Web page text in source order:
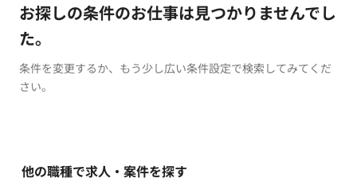
お探しの条件のお仕事は見つかりませんでし
た。
条件を変更するか、もう少し広い条件設定で検索してみてくだ
さい。
他の職種で求人・案件を探す